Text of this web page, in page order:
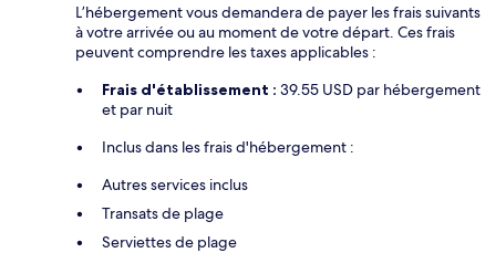
L’hébergement vous demandera de payer les frais suivants
à votre arrivée ou au moment de votre départ. Ces frais
peuvent comprendre les taxes applicables :
Frais d'établissement : 39.55 USD par hébergement
et par nuit
Inclus dans les frais d'hébergement :
Autres services inclus
Transats de plage
Serviettes de plage